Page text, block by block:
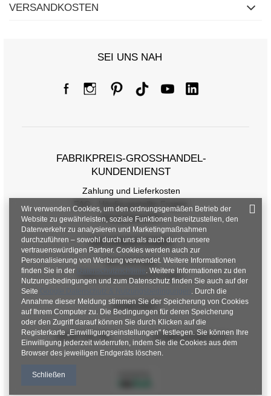
VERSANDKOSTEN
SEI UNS NAH
FABRIKPREIS-GROSSHANDEL-K
UNDENDIENST
Zahlung und Lieferkosten
FAQ - Häufig gestellte Fragen
Rückgabepolitik
INFORMATIONEN
Verordnungen
Datenschutzbestimmungen
KONTAKT
+48 601 547 740 hurt@factoryprice.eu
Wir verwenden Cookies, um den ordnungsgemäßen Betrieb der
Website zu gewährleisten, soziale Funktionen bereitzustellen, den
Datenverkehr zu analysieren und Marketingmaßnahmen
durchzuführen – sowohl durch uns als auch durch unsere
vertrauenswürdigen Partner. Cookies werden auch zur
Personalisierung von Werbung verwendet. Weitere Informationen
finden Sie in der
Datenschutzrichtlinie. Weitere Informationen zu den
Nutzungsbedingungen und zum Datenschutz finden Sie auch auf der
Seite
. Durch die
Annahme dieser Meldung stimmen Sie der Speicherung von Cookies
auf Ihrem Computer zu. Die Bedingungen für deren Speicherung
oder den Zugriff darauf können Sie durch Klicken auf die
Registerkarte „Einwilligungseinstellungen" festlegen. Sie können Ihre
Einwilligung jederzeit widerrufen, indem Sie die Cookies aus dem
Browser des jeweiligen Endgeräts löschen.
Schließen